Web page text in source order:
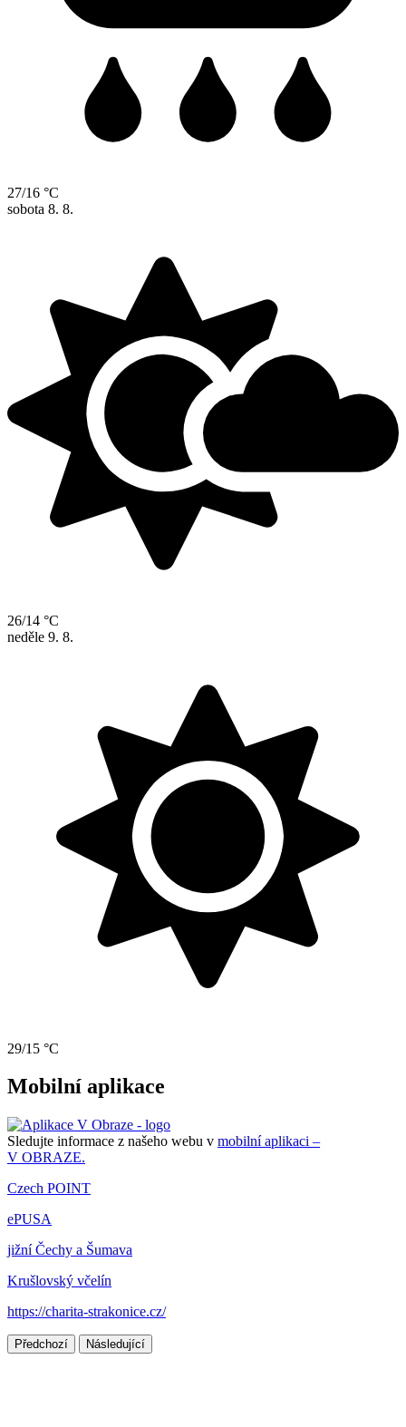
27/16 °C
sobota 8. 8.
26/14 °C
neděle 9. 8.
29/15 °C
Mobilní aplikace
Sledujte informace z našeho webu v mobilní aplikaci –
V OBRAZE.
Czech POINT
ePUSA
jižní Čechy a Šumava
Krušlovský včelín
https://charita-strakonice.cz/
Předchozí Následující